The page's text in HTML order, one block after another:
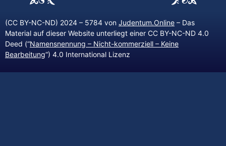
(CC BY-NC-ND) 2024 – 5784 von Judentum.Online – Das
Material auf dieser Website unterliegt einer CC BY-NC-ND 4.0
Deed (“Namensnennung – Nicht-kommerziell – Keine
Bearbeitung“) 4.0 International Lizenz